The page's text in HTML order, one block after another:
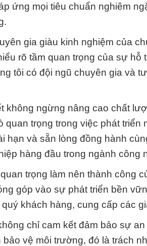
ứng mọi tiêu chuẩn nghiêm
gia giàu kinh nghiệm của
rõ tầm quan trọng của sự
tôi có đội ngũ chuyên gia và
không ngừng nâng cao chất
quan trọng trong việc phát
hạn và sẵn lòng đồng hành
hàng đầu trong ngành công
trọng làm nên thành công
góp vào sự phát triển bền
khách hàng, cung cấp các
chỉ cam kết đảm bảo sự
bảo vệ môi trường, đó là trách